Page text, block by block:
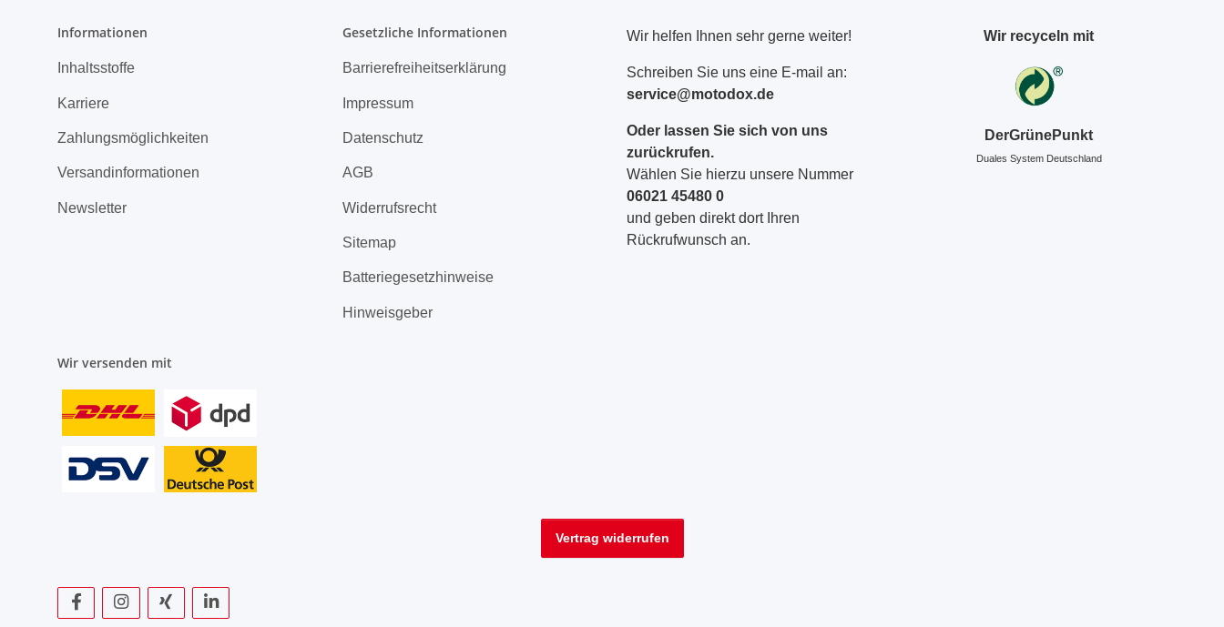
Informationen
Inhaltsstoffe
Karriere
Zahlungsmöglichkeiten
Versandinformationen
Newsletter
Gesetzliche Informationen
Barrierefreiheitserklärung
Impressum
Datenschutz
AGB
Widerrufsrecht
Sitemap
Batteriegesetzhinweise
Hinweisgeber
Wir helfen Ihnen sehr gerne weiter!
Schreiben Sie uns eine E-mail an:
service@motodox.de
Oder lassen Sie sich von uns
zurückrufen.
Wählen Sie hierzu unsere Nummer
06021 45480 0
und geben direkt dort Ihren
Rückrufwunsch an.
Wir recyceln mit
DerGrünePunkt
Duales System Deutschland
Wir versenden mit
Vertrag widerrufen